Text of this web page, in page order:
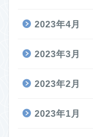
2023年4月
2023年3月
2023年2月
2023年1月